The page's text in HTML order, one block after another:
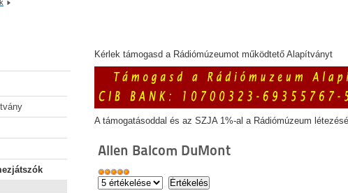
Kérlek támogasd a Rádiómúzeumot működtető Alapítványt
A támogatásoddal és az SZJA 1%-al a Rádiómúzeum
Allen Balcom DuMont